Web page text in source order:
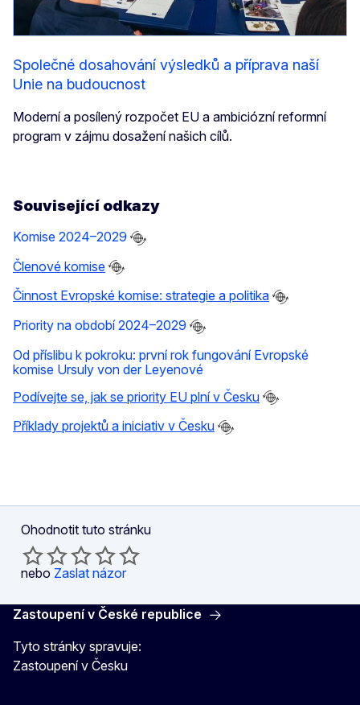
Společné dosahování výsledků a příprava naší
Unie na budoucnost
Moderní a posílený rozpočet EU a ambiciózní reformní
program v zájmu dosažení našich cílů.
Související odkazy
Komise 2024–2029
Členové komise
Činnost Evropské komise: strategie a politika
Priority na období 2024–2029
Od příslibu k pokroku: první rok fungování Evropské
komise Ursuly von der Leyenové
Podívejte se, jak se priority EU plní v Česku
Příklady projektů a iniciativ v Česku
Ohodnotit tuto stránku
nebo Zaslat názor
Zastoupení v České republice
Tyto stránky spravuje:
Zastoupení v Česku